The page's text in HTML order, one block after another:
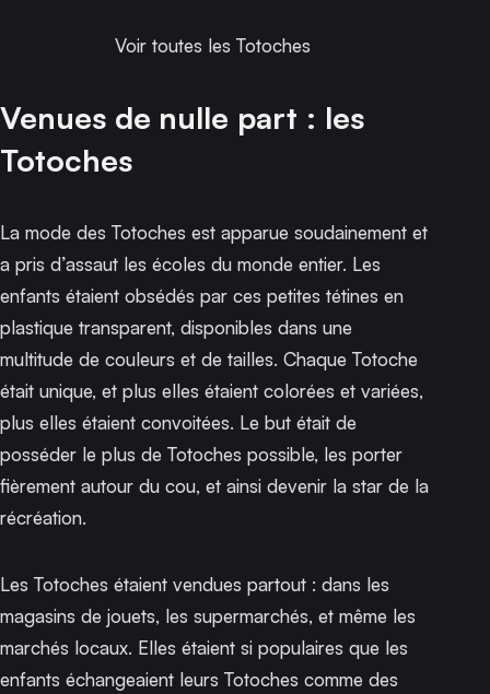
Voir toutes les Totoches
Venues de nulle part : les
Totoches
La mode des Totoches est apparue soudainement et
a pris d’assaut les écoles du monde entier. Les
enfants étaient obsédés par ces petites tétines en
plastique transparent, disponibles dans une
multitude de couleurs et de tailles. Chaque Totoche
était unique, et plus elles étaient colorées et variées,
plus elles étaient convoitées. Le but était de
posséder le plus de Totoches possible, les porter
fièrement autour du cou, et ainsi devenir la star de la
récréation.
Les Totoches étaient vendues partout : dans les
magasins de jouets, les supermarchés, et même les
marchés locaux. Elles étaient si populaires que les
enfants échangeaient leurs Totoches comme des